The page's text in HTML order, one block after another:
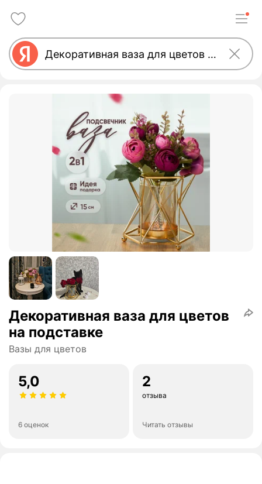
Декоративная ваза для цветов
на подставке
Вазы для цветов
5,0
6 оценок
2
отзыва
Читать отзывы